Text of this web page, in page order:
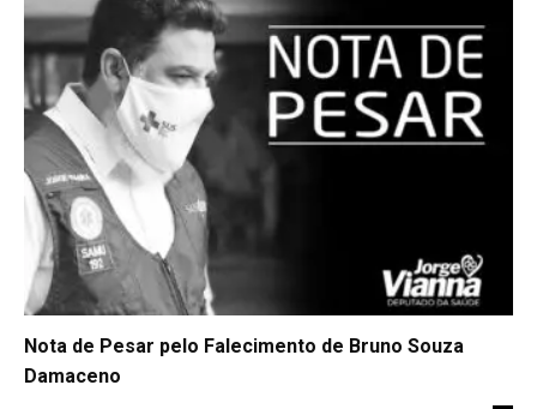
Nota de Pesar pelo Falecimento de Bruno Souza
Damaceno